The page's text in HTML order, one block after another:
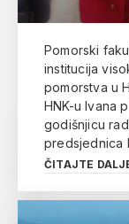
Pomorski
institucija
pomorstva u
HNK-u Ivana
godišnjicu
predsjednica
ČITAJTE